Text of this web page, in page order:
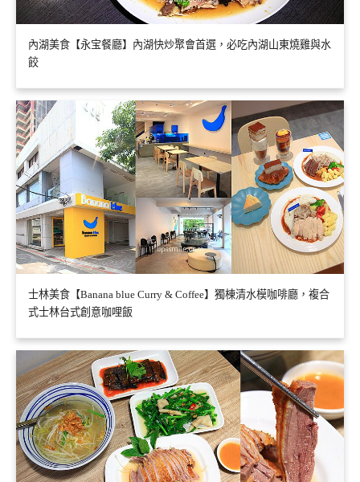
內湖美食【永宝餐廳】內湖快炒聚會首選，必吃內湖山東燒雞與水
餃
士林美食【Banana blue Curry & Coffee】獨棟清水模咖啡廳，複合
式士林台式創意咖哩飯